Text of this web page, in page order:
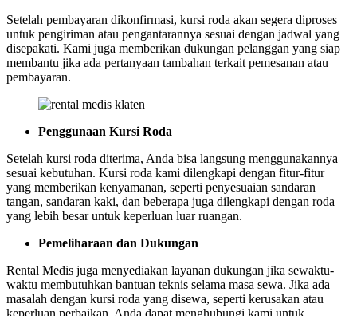
Setelah pembayaran dikonfirmasi, kursi roda akan segera diproses
untuk pengiriman atau pengantarannya sesuai dengan jadwal yang
disepakati. Kami juga memberikan dukungan pelanggan yang siap
membantu jika ada pertanyaan tambahan terkait pemesanan atau
pembayaran.
Penggunaan Kursi Roda
Setelah kursi roda diterima, Anda bisa langsung menggunakannya
sesuai kebutuhan. Kursi roda kami dilengkapi dengan fitur-fitur
yang memberikan kenyamanan, seperti penyesuaian sandaran
tangan, sandaran kaki, dan beberapa juga dilengkapi dengan roda
yang lebih besar untuk keperluan luar ruangan.
Pemeliharaan dan Dukungan
Rental Medis juga menyediakan layanan dukungan jika sewaktu-
waktu membutuhkan bantuan teknis selama masa sewa. Jika ada
masalah dengan kursi roda yang disewa, seperti kerusakan atau
keperluan perbaikan, Anda dapat menghubungi kami untuk